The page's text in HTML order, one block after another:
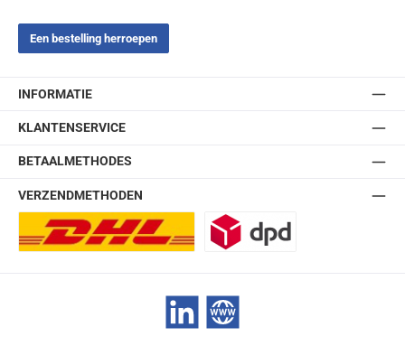
Een bestelling herroepen
INFORMATIE
KLANTENSERVICE
BETAALMETHODES
VERZENDMETHODEN
LinkedIn Website